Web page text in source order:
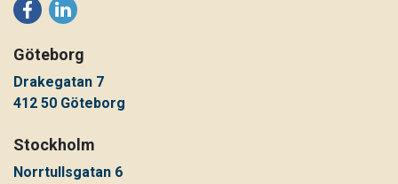
Göteborg
Drakegatan 7
412 50 Göteborg
Stockholm
Norrtullsgatan 6